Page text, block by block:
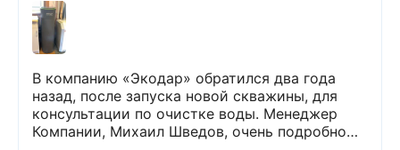
В компанию «Экодар» обратился два года
назад, после запуска новой скважины, для
консультации по очистке воды. Менеджер
Компании, Михаил Шведов, очень подробно